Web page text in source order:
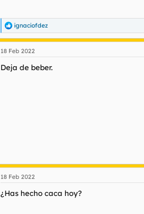
R
e
a
c
i
ignaciofdez
18 Feb 2022
Deja de beber.
18 Feb 2022
¿Has hecho caca hoy?